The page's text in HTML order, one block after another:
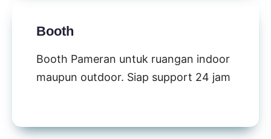
Booth
Booth Pameran untuk ruangan indoor
maupun outdoor. Siap support 24 jam